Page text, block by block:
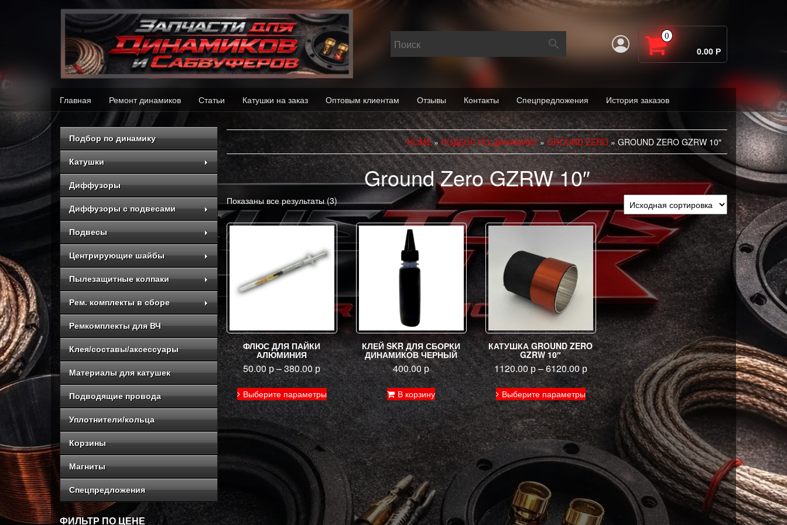
0
0.00 Р
Главная Ремонт динамиков Статьи Катушки на заказ Оптовым клиентам Отзывы Контакты Спецпредложения История заказов
Подбор по динамику
Катушки
Диффузоры
Диффузоры с подвесами
Подвесы
Центрирующие шайбы
Пылезащитные колпаки
Рем. комплекты в сборе
Ремкомплекты для ВЧ
Клея/составы/аксессуары
Материалы для катушек
Подводящие провода
Уплотнители/кольца
Корзины
Магниты
Спецпредложения
ФИЛЬТР ПО ЦЕНЕ
HOME»ПОДБОР ПО ДИНАМИКУ» GROUND ZERO » GROUND ZERO GZRW 10″
Ground Zero GZRW 10″
Показаны все результаты (3)
ФЛЮС ДЛЯ ПАЙКИ
АЛЮМИНИЯ
50.00р–380.00р
Выберите параметры
Этот
товар
имеет
несколько
вариаций.
Опции
можно
выбрать
на
странице
товара.
КЛЕЙ SKR ДЛЯ СБОРКИ
ДИНАМИКОВ ЧЕРНЫЙ
400.00р
В корзину
КАТУШКА GROUND ZERO
GZRW 10″
1120.00р–6120.00р
Выберите параметры
Этот
товар
имеет
несколько
вариаций.
Опции
можно
выбрать
странице
товара.